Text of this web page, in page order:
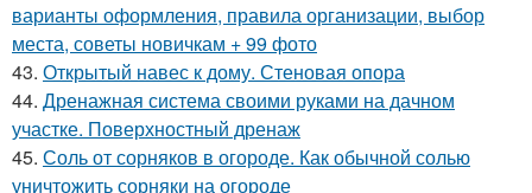
варианты оформления, правила организации, выбор
места, советы новичкам + 99 фото
43. Открытый навес к дому. Стеновая опора
44. Дренажная система своими руками на дачном
участке. Поверхностный дренаж
45. Соль от сорняков в огороде. Как обычной солью
уничтожить сорняки на огороде